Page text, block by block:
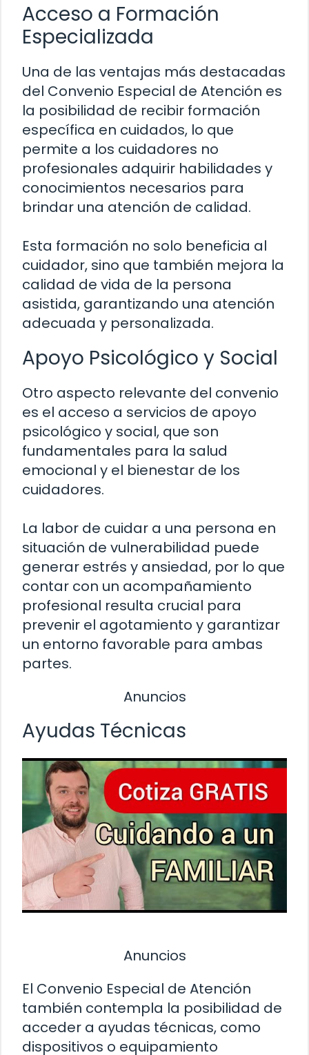
Acceso a Formación
Especializada
Una de las ventajas más destacadas
del Convenio Especial de Atención es
la posibilidad de recibir formación
específica en cuidados, lo que
permite a los cuidadores no
profesionales adquirir habilidades y
conocimientos necesarios para
brindar una atención de calidad.
Esta formación no solo beneficia al
cuidador, sino que también mejora la
calidad de vida de la persona
asistida, garantizando una atención
adecuada y personalizada.
Apoyo Psicológico y Social
Otro aspecto relevante del convenio
es el acceso a servicios de apoyo
psicológico y social, que son
fundamentales para la salud
emocional y el bienestar de los
cuidadores.
La labor de cuidar a una persona en
situación de vulnerabilidad puede
generar estrés y ansiedad, por lo que
contar con un acompañamiento
profesional resulta crucial para
prevenir el agotamiento y garantizar
un entorno favorable para ambas
partes.
Anuncios
Ayudas Técnicas
Anuncios
El Convenio Especial de Atención
también contempla la posibilidad de
acceder a ayudas técnicas, como
dispositivos o equipamiento